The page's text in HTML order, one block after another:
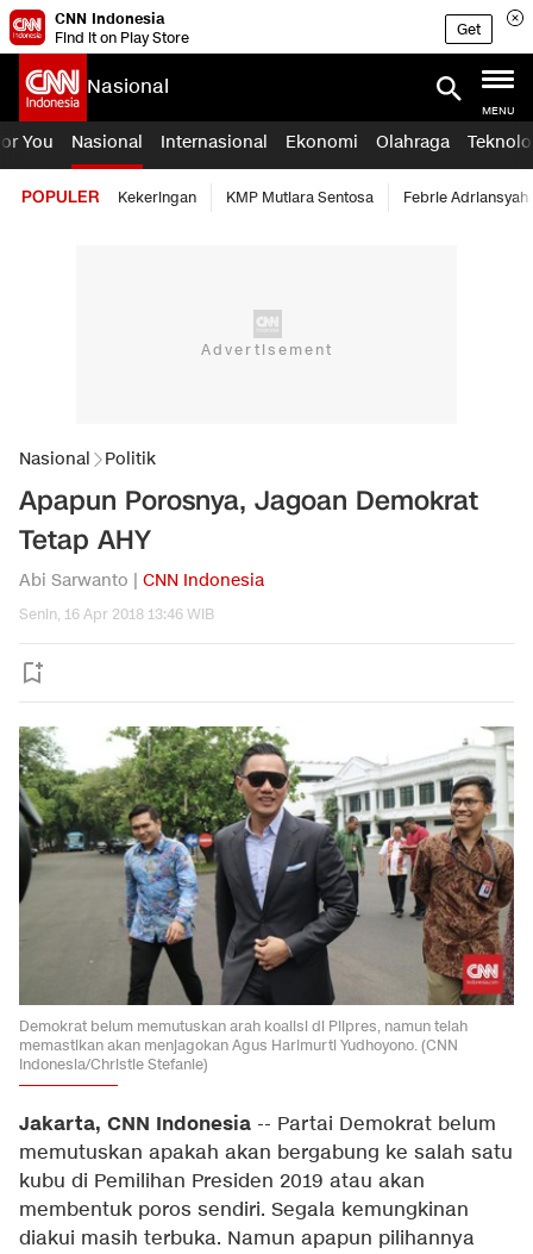
CNN Indonesia
Find it on Play Store
Get
Nasional
MENU
You Nasional Internasional Ekonomi Olahraga
POPULER Kekeringan KMP Mutiara Sentosa Febrie Adriansyah
Nasional Politik
Apapun Porosnya, Jagoan Demokrat
Tetap AHY
Abi Sarwanto | CNN Indonesia
Senin, 16 Apr 2018 13:46 WIB
Demokrat belum memutuskan arah koalisi di Pilpres, namun telah
memastikan akan menjagokan Agus Harimurti Yudhoyono. (CNN
Indonesia/Christie Stefanie)
Jakarta, CNN Indonesia -- Partai Demokrat belum
memutuskan apakah akan bergabung ke salah satu
kubu di Pemilihan Presiden 2019 atau akan
membentuk poros sendiri. Segala kemungkinan
diakui masih terbuka. Namun apapun pilihannya